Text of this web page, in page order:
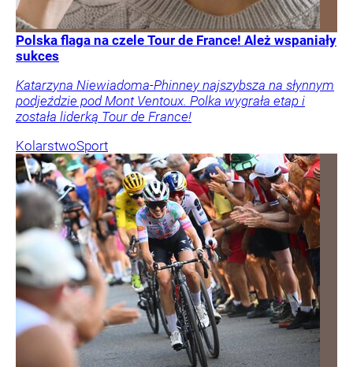
Polska flaga na czele Tour de France! Ależ wspaniały
sukces
Katarzyna Niewiadoma-Phinney najszybsza na słynnym
podjeździe pod Mont Ventoux. Polka wygrała etap i
została liderką Tour de France!
KolarstwoSport